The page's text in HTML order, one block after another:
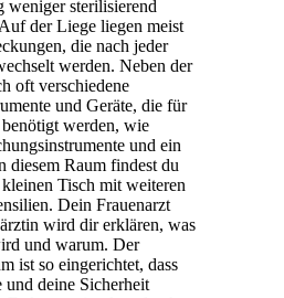
weniger sterilisierend
der Liege liegen meist
die nach jeder
werden. Neben der
oft verschiedene
und Geräte, die für
werden, wie
und ein
diesem Raum findest du
Tisch mit weiteren
Dein Frauenarzt
wird dir erklären, was
und warum. Der
ist so eingerichtet, dass
und deine Sicherheit